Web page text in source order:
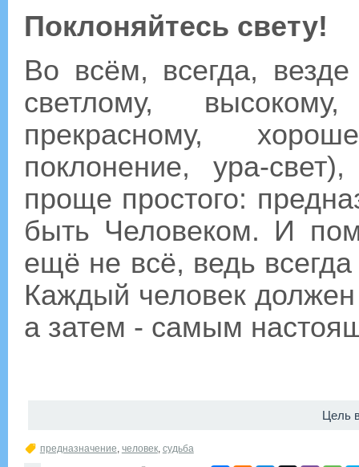
Поклоняйтесь свету!
Во всём, всегда,
светлому,
прекрасному,
поклонение, ура-
проще простого:
быть Человеком. И
ещё не всё, ведь
Каждый человек
а затем - самым
Цель
предназначение, человек, судьба